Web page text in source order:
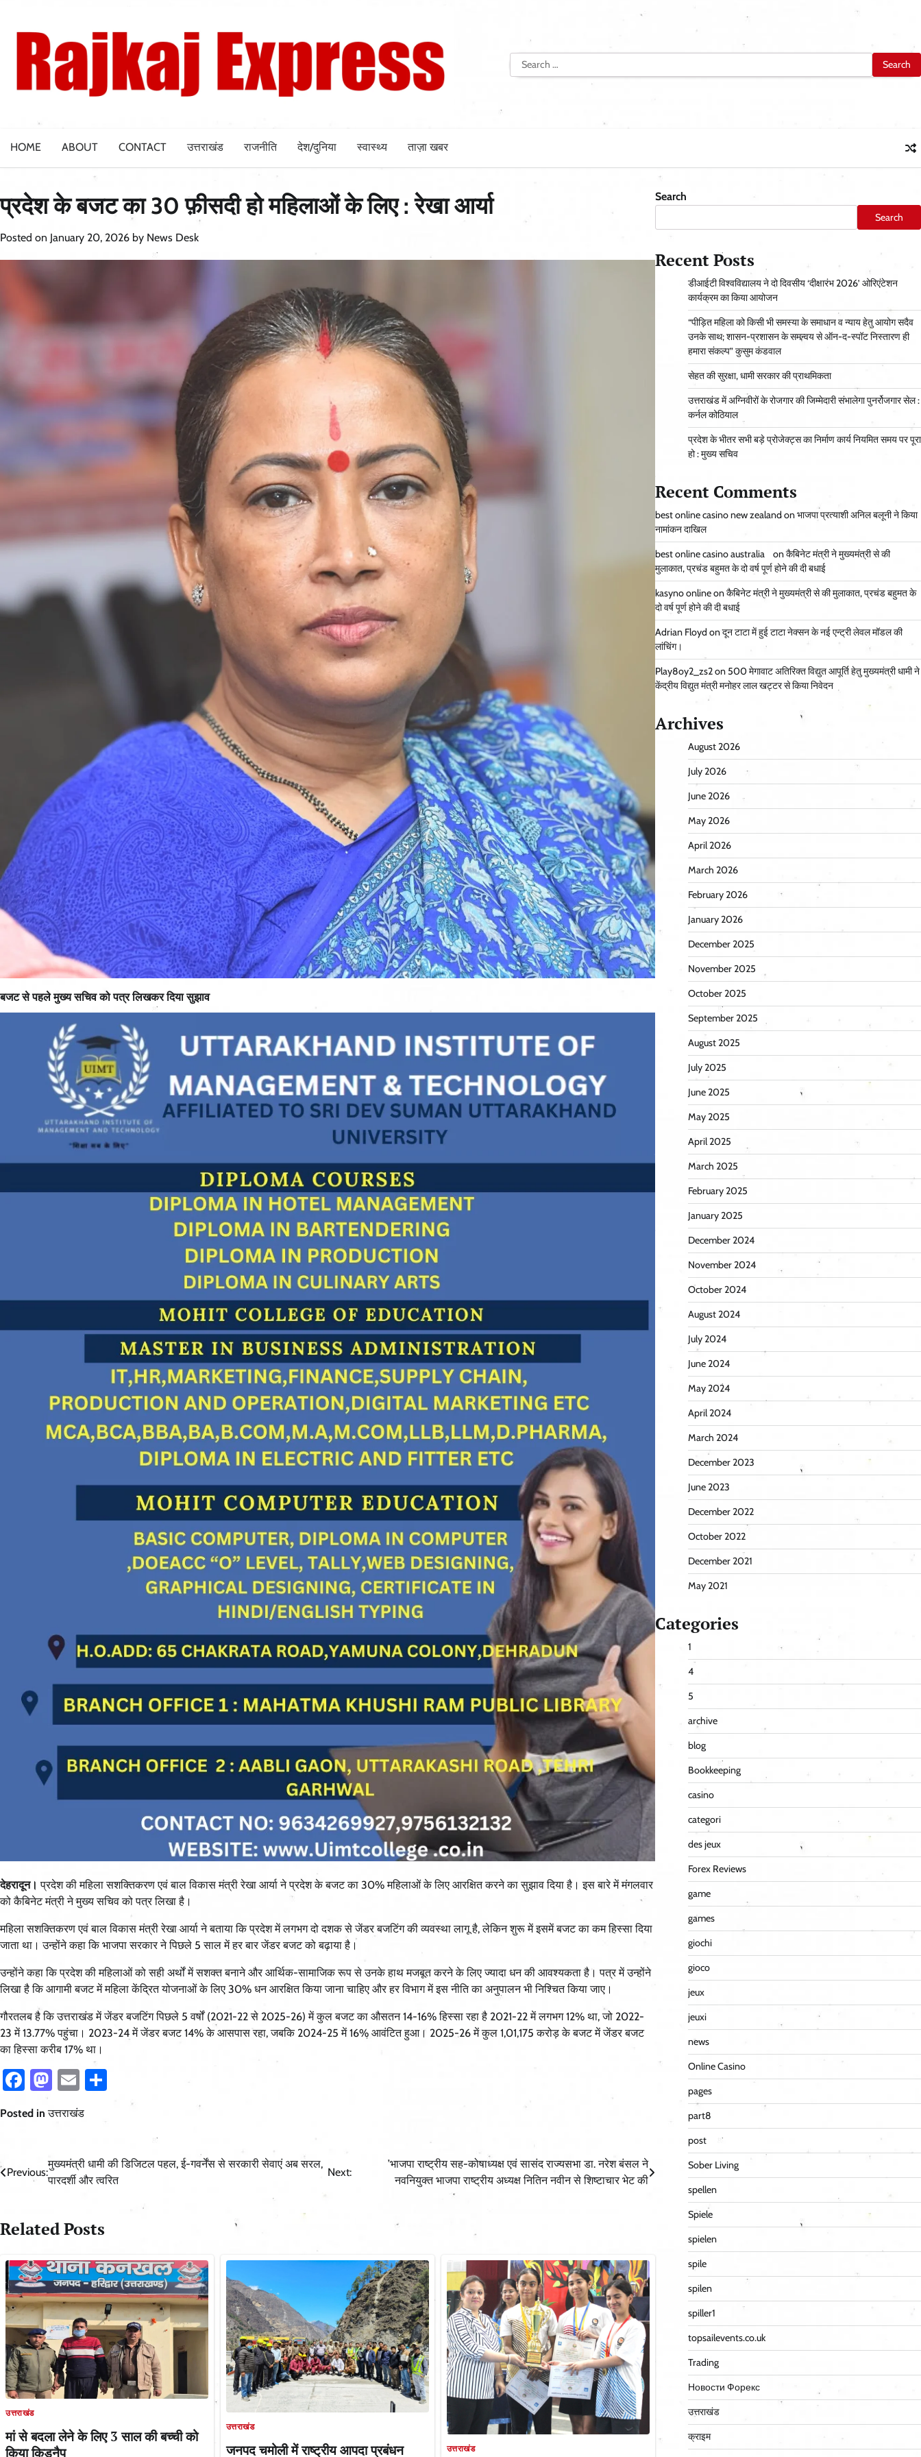
content
Search
for:
HOME ABOUT CONTACT उत्तराखंड राजनीति देश/दुनिया स्वास्थ्य ताज़ा खबर
प्रदेश के बजट का 30 फ़ीसदी हो महिलाओं के लिए : रेखा आर्या
Posted on January 20, 2026 by News Desk
बजट से पहले मुख्य सचिव को पत्र लिखकर दिया सुझाव
देहरादून। प्रदेश की महिला सशक्तिकरण एवं बाल विकास मंत्री रेखा आर्या ने प्रदेश के बजट का 30% महिलाओं के लिए आरक्षित करने का सुझाव दिया है। इस बारे में मंगलवार
को कैबिनेट मंत्री ने मुख्य सचिव को पत्र लिखा है।
महिला सशक्तिकरण एवं बाल विकास मंत्री रेखा आर्या ने बताया कि प्रदेश में लगभग दो दशक से जेंडर बजटिंग की व्यवस्था लागू है, लेकिन शुरू में इसमें बजट का कम हिस्सा दिया
जाता था। उन्होंने कहा कि भाजपा सरकार ने पिछले 5 साल में हर बार जेंडर बजट को बढ़ाया है।
उन्होंने कहा कि प्रदेश की महिलाओं को सही अर्थों में सशक्त बनाने और आर्थिक-सामाजिक रूप से उनके हाथ मजबूत करने के लिए ज्यादा धन की आवश्यकता है। पत्र में उन्होंने
लिखा है कि आगामी बजट में महिला केंद्रित योजनाओं के लिए 30% धन आरक्षित किया जाना चाहिए और हर विभाग में इस नीति का अनुपालन भी निश्चित किया जाए।
गौरतलब है कि उत्तराखंड में जेंडर बजटिंग पिछले 5 वर्षों (2021-22 से 2025-26) में कुल बजट का औसतन 14-16% हिस्सा रहा है 2021-22 में लगभग 12% था, जो 2022-
23 में 13.77% पहुंचा। 2023-24 में जेंडर बजट 14% के आसपास रहा, जबकि 2024-25 में 16% आवंटित हुआ। 2025-26 में कुल 1,01,175 करोड़ के बजट में जेंडर बजट
का हिस्सा करीब 17% था।
Facebook
Mastodon
Email
Posted inउत्तराखंड
Post
Previous:
मुख्यमंत्री धामी की डिजिटल पहल, ई-गवर्नेंस से सरकारी सेवाएं अब सरल,
पारदर्शी और त्वरित
Next:
’भाजपा राष्ट्रीय सह-कोषाध्यक्ष एवं सासंद राज्यसभा डा. नरेश बंसल ने
नवनियुक्त भाजपा राष्ट्रीय अध्यक्ष नितिन नवीन से शिष्टाचार भेट की
Related Posts
उत्तराखंड
मां से बदला लेने के लिए 3 साल की बच्ची को
किया किडनैप
उत्तराखंड
जनपद चमोली में राष्ट्रीय आपदा प्रबंधन उत्तराखंड
Search
Search
Recent Posts
डीआईटी विश्वविद्यालय ने दो दिवसीय ‘दीक्षारंभ 2026’ ओरिएंटेशन
कार्यक्रम का किया आयोजन
“पीड़ित महिला को किसी भी समस्या के समाधान व न्याय हेतु आयोग सदैव
उनके साथ; शासन-प्रशासन के समन्वय से ऑन-द-स्पॉट निस्तारण ही
हमारा संकल्प” कुसुम कंडवाल
सेहत की सुरक्षा, धामी सरकार की प्राथमिकता
उत्तराखंड में अग्निवीरों के रोजगार की जिम्मेदारी संभालेगा पुनर्रोजगार सेल :
कर्नल कोठियाल
प्रदेश के भीतर सभी बड़े प्रोजेक्ट्स का निर्माण कार्य नियमित समय पर पूरा
हो : मुख्य सचिव
Recent Comments
best online casino new zealandonभाजपा प्रत्याशी अनिल बलूनी ने किया
नामांकन दाखिल
best online casino australia
onकैबिनेट मंत्री ने मुख्यमंत्री से की
मुलाकात, प्रचंड बहुमत के दो वर्ष पूर्ण होने की दी बधाई
kasyno onlineonकैबिनेट मंत्री ने मुख्यमंत्री से की मुलाकात, प्रचंड बहुमत के
दो वर्ष पूर्ण होने की दी बधाई
Adrian Floyd onदून टाटा में हुई टाटा नेक्सन के नई एन्ट्री लेवल मॉडल की
लांचिंग।
Play8oy2_zs2on500 मेगावाट अतिरिक्त विद्युत आपूर्ति हेतु मुख्यमंत्री धामी ने
केंद्रीय विद्युत मंत्री मनोहर लाल खट्टर से किया निवेदन
Archives
August 2026
July 2026
June 2026
May 2026
April 2026
March 2026
February 2026
January 2026
December 2025
November 2025
October 2025
September 2025
August 2025
July 2025
June 2025
May 2025
April 2025
March 2025
February 2025
January 2025
December 2024
November 2024
October 2024
August 2024
July 2024
June 2024
May 2024
April 2024
March 2024
December 2023
June 2023
December 2022
October 2022
December 2021
May 2021
Categories
1
4
5
archive
blog
Bookkeeping
casino
categori
des jeux
Forex Reviews
game
games
giochi
gioco
jeux
jeuxi
news
Online Casino
pages
part8
post
Sober Living
spellen
Spiele
spielen
spile
spilen
spiller1
topsailevents.co.uk
Trading
Новости Форекс
उत्तराखंड
क्राइम